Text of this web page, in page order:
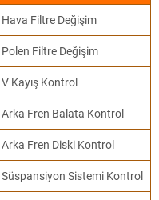
Hava Filtre Değişim
Polen Filtre Değişim
V Kayış Kontrol
Arka Fren Balata Kontrol
Arka Fren Diski Kontrol
Süspansiyon Sistemi Kontrol